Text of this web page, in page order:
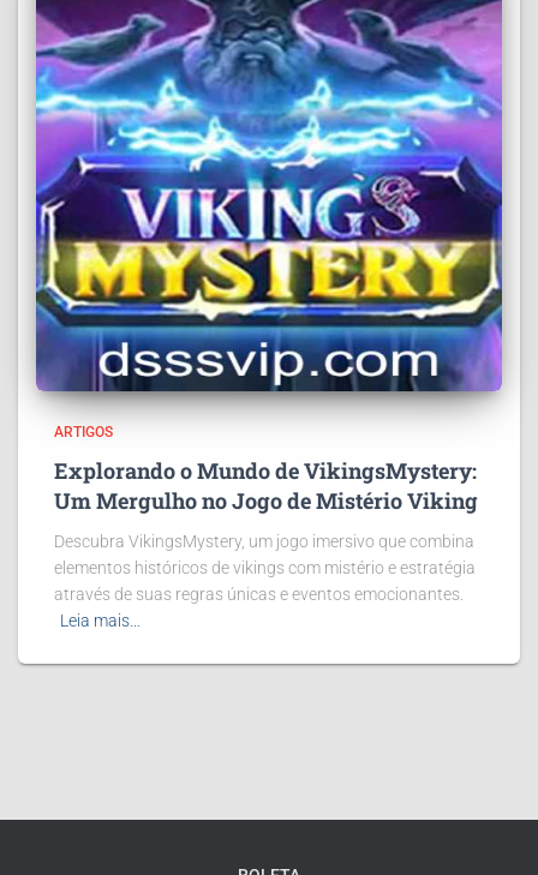
ARTIGOS
Explorando o Mundo de VikingsMystery:
Um Mergulho no Jogo de Mistério Viking
Descubra VikingsMystery, um jogo imersivo que combina
elementos históricos de vikings com mistério e estratégia
através de suas regras únicas e eventos emocionantes.
Leia mais…